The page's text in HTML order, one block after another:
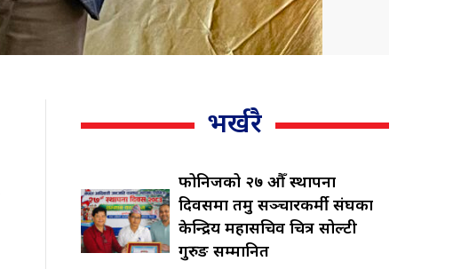
भर्खरै
फोनिजको २७ औँ स्थापना
दिवसमा तमु सञ्चारकर्मी संघका
केन्द्रिय महासचिव चित्र सोल्टी
गुरुङ सम्मानित